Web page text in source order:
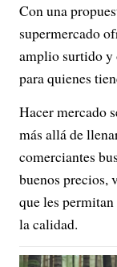
Con una
supermercado
amplio surtido y
para quienes
Hacer mercado
más allá de
comerciantes
buenos precios,
que les
la calidad.